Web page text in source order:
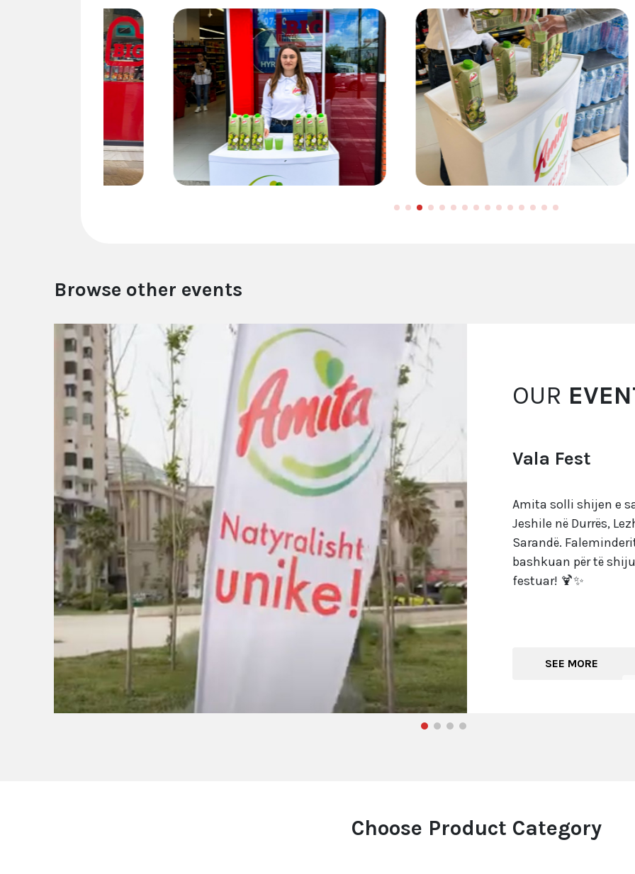
Browse other events
OUR
Vala Fest
Amita solli shijen e
Jeshile në Durrës,
Sarandë.
bashkuan për të
festuar! 🍹✨
SEE MORE
Choose Product Category